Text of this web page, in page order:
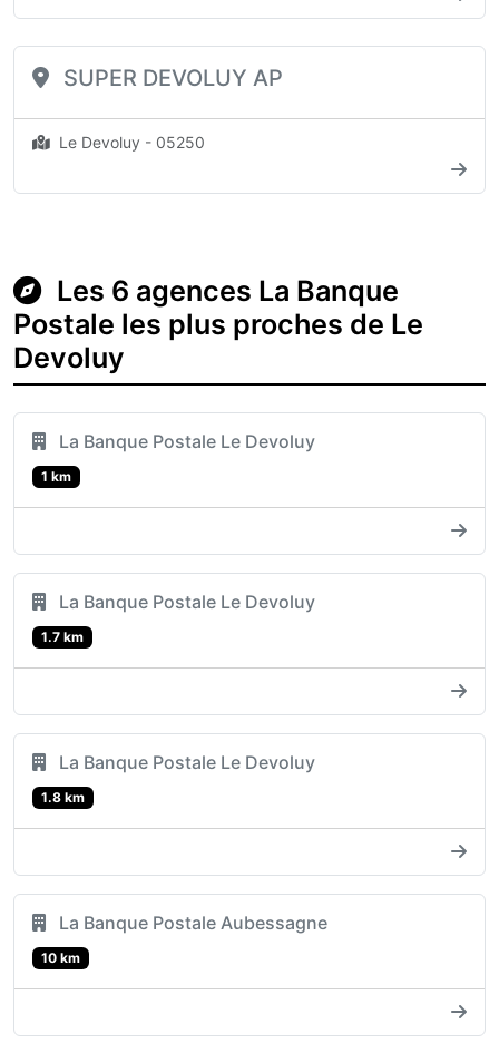
SUPER DEVOLUY AP
Le Devoluy - 05250
Les 6 agences La Banque
Postale les plus proches de Le
Devoluy
La Banque Postale Le Devoluy
1 km
La Banque Postale Le Devoluy
1.7 km
La Banque Postale Le Devoluy
1.8 km
La Banque Postale Aubessagne
10 km